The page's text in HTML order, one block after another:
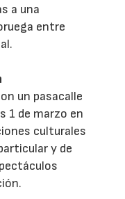
a una
entre
un pasacalle
1 de marzo en
culturales
y de